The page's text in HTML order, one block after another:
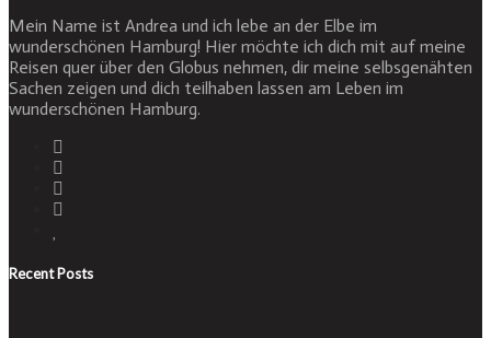
Mein Name ist Andrea und ich lebe an der Elbe im
wunderschönen Hamburg! Hier möchte ich dich mit auf meine
Reisen quer über den Globus nehmen, dir meine selbsgenähten
Sachen zeigen und dich teilhaben lassen am Leben im
wunderschönen Hamburg.
Recent Posts